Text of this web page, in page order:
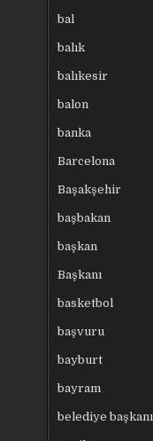
bal
balık
balıkesir
balon
banka
Barcelona
Başakşehir
başbakan
başkan
Başkanı
basketbol
başvuru
bayburt
bayram
belediye başkanı